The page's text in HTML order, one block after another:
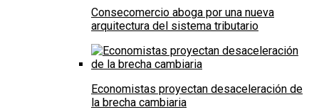
Consecomercio aboga por una nueva
arquitectura del sistema tributario
Economistas proyectan desaceleración de
la brecha cambiaria